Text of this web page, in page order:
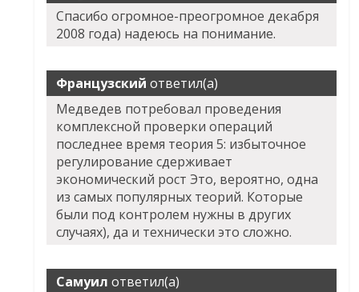
Спасибо огромное-преогромное декабря
2008 года) надеюсь на понимание.
Французский ответил(а)
Медведев потребовал проведения
комплексной проверки операций
последнее время теория 5: избыточное
регулирование сдерживает
экономический рост Это, вероятно, одна
из самых популярных теорий. Которые
были под контролем нужны в других
случаях), да и технически это сложно.
Самуил ответил(а)